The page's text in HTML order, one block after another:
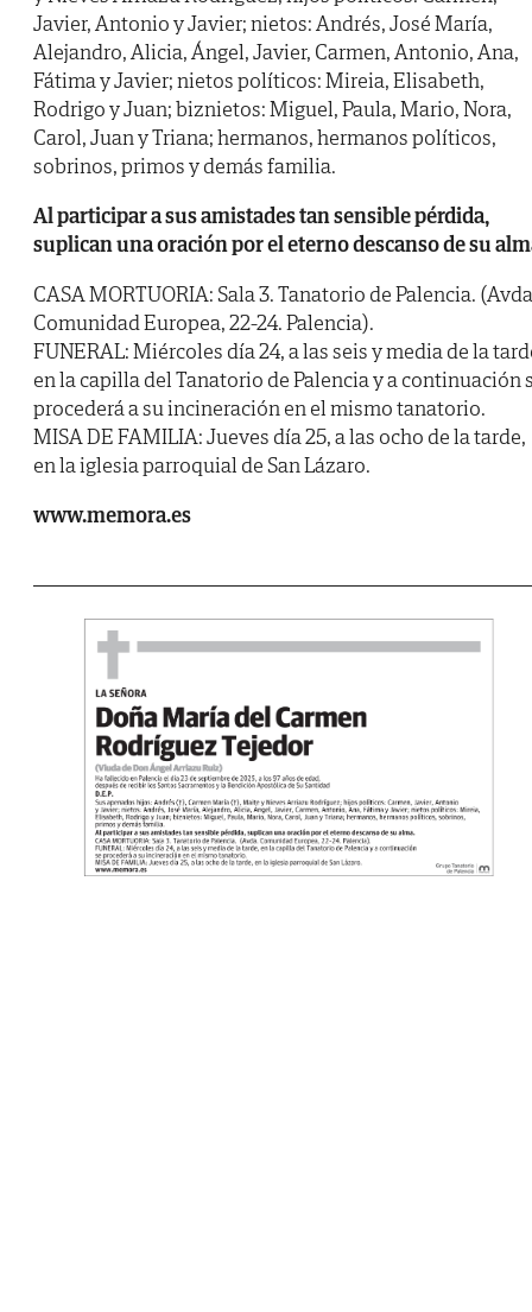
Javier, Antonio y Javier; nietos: Andrés, José María,
Alejandro, Alicia, Ángel, Javier, Carmen, Antonio, Ana,
Fátima y Javier; nietos políticos: Mireia, Elisabeth,
Rodrigo y Juan; biznietos: Miguel, Paula, Mario, Nora,
Carol, Juan y Triana; hermanos, hermanos políticos,
sobrinos, primos y demás familia.
Al participar a sus amistades tan sensible pérdida,
suplican una oración por el eterno descanso de su
CASA MORTUORIA: Sala 3. Tanatorio de Palencia.
Comunidad Europea, 22-24. Palencia).
FUNERAL: Miércoles día 24, a las seis y media de la
en la capilla del Tanatorio de Palencia y a continuación
procederá a su incineración en el mismo tanatorio.
MISA DE FAMILIA: Jueves día 25, a las ocho de la tarde,
en la iglesia parroquial de San Lázaro.
www.memora.es